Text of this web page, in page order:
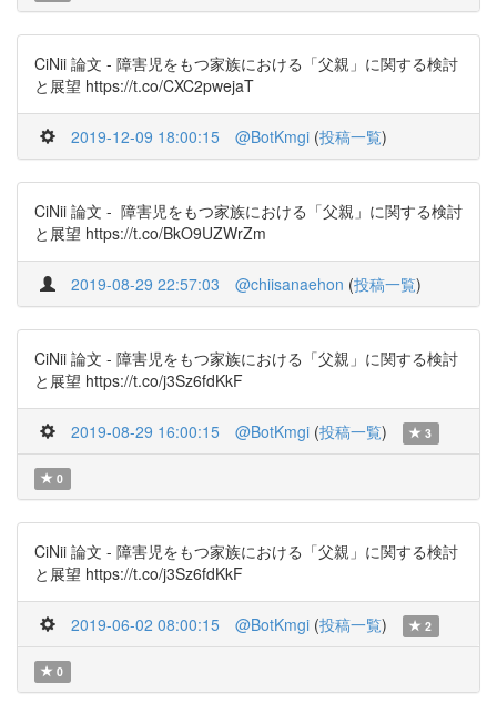
CiNii 論文 - 障害児をもつ家族における「父親」に関する検討
と展望 https://t.co/CXC2pwejaT
2019-12-09 18:00:15 @BotKmgi (投稿一覧)
CiNii 論文 - 障害児をもつ家族における「父親」に関する検討
と展望 https://t.co/BkO9UZWrZm
2019-08-29 22:57:03 @chiisanaehon (投稿一覧)
CiNii 論文 - 障害児をもつ家族における「父親」に関する検討
と展望 https://t.co/j3Sz6fdKkF
2019-08-29 16:00:15 @BotKmgi (投稿一覧) 3
0
CiNii 論文 - 障害児をもつ家族における「父親」に関する検討
と展望 https://t.co/j3Sz6fdKkF
2019-06-02 08:00:15 @BotKmgi (投稿一覧) 2
0